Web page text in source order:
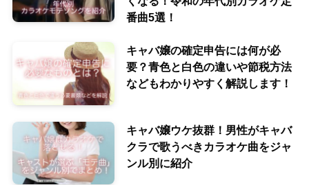
番曲5選！
キャバ嬢の確定申告には何が必
要？青色と白色の違いや節税方法
などもわかりやすく解説します！
キャバ嬢ウケ抜群！男性がキャバ
クラで歌うべきカラオケ曲をジャ
ンル別に紹介